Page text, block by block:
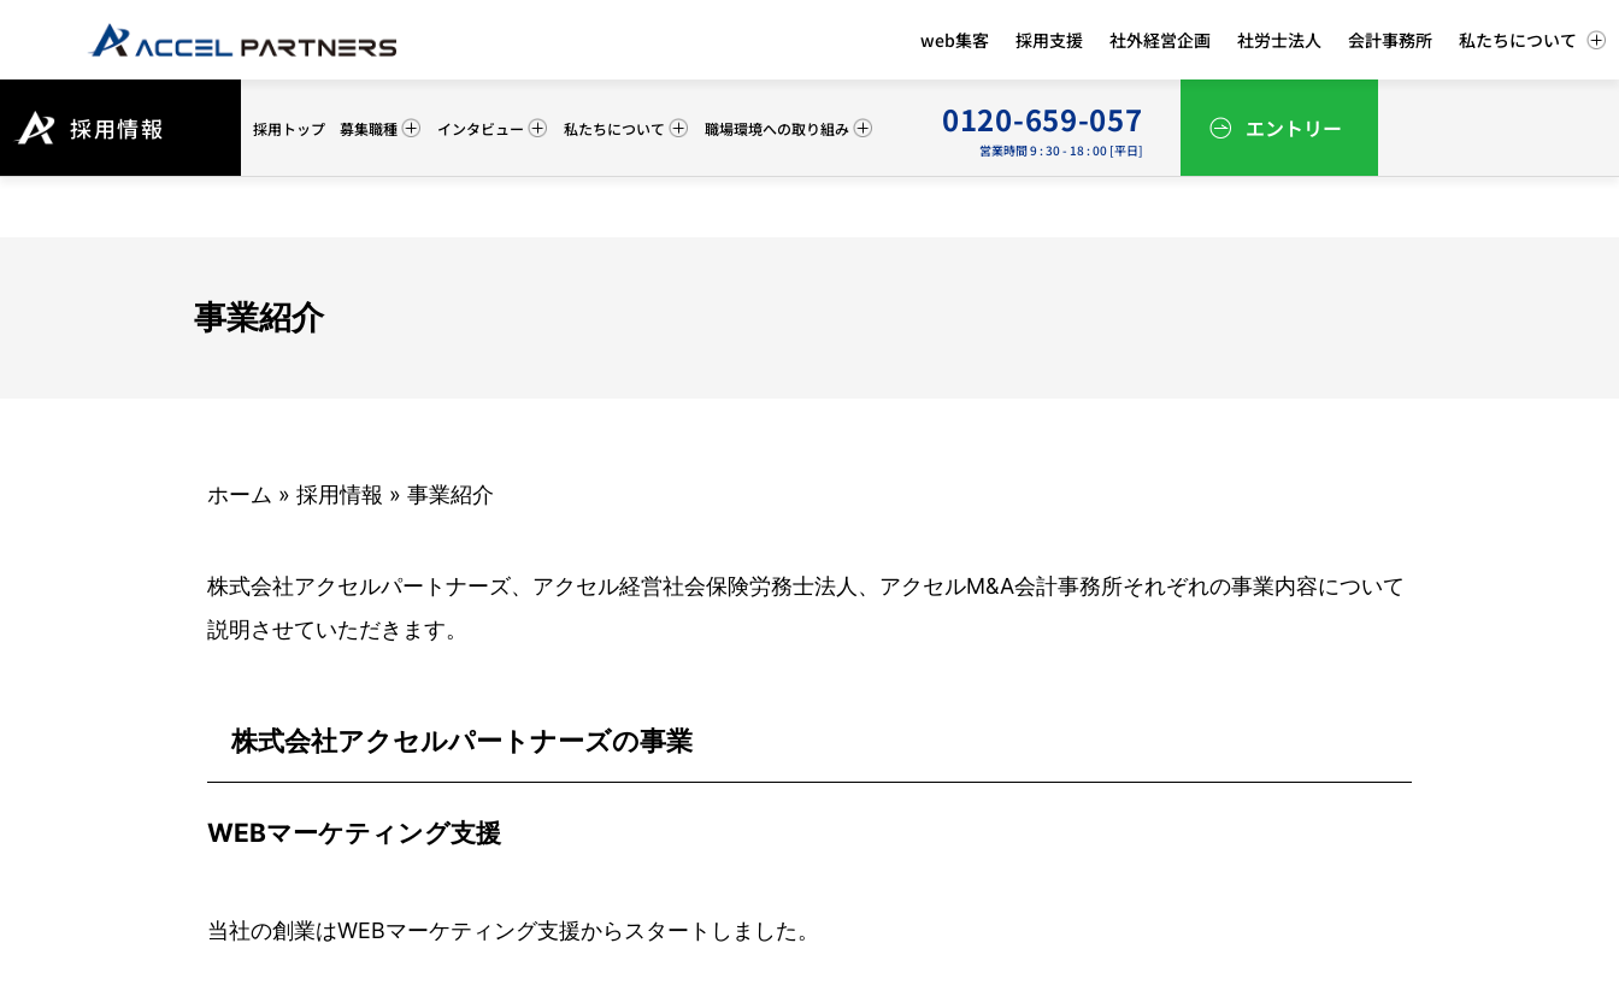
web集客 採用支援 社外経営企画 社労士法人 会計事務所 私たちについて
採用情報 採用トップ 募集職種 インタビュー 私たちについて 職場環境への取り組み 0120-659-057
営業時間 9 : 30 - 18 : 00 [平日]
エントリー
事業紹介
ホーム » 採用情報 » 事業紹介
株式会社アクセルパートナーズ、アクセル経営社会保険労務士法人、アクセルM&A会計事務所それぞれの事業内容について
説明させていただきます。
株式会社アクセルパートナーズの事業
WEBマーケティング支援
当社の創業はWEBマーケティング支援からスタートしました。